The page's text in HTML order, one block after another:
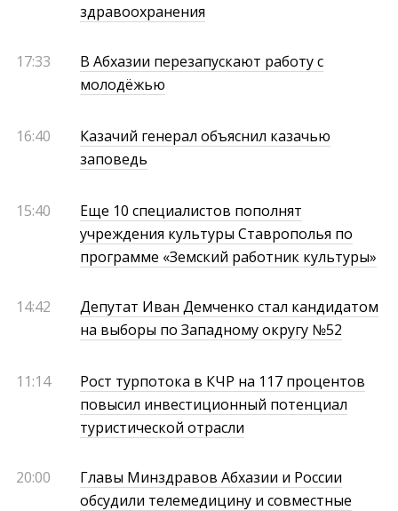
здравоохранения
17:33
В Абхазии перезапускают работу с
молодёжью
16:40
Казачий генерал объяснил казачью
заповедь
15:40
Еще 10 специалистов пополнят
учреждения культуры Ставрополья по
программе «Земский работник культуры»
14:42
Депутат Иван Демченко стал кандидатом
на выборы по Западному округу №52
11:14
Рост турпотока в КЧР на 117 процентов
повысил инвестиционный потенциал
туристической отрасли
20:00
Главы Минздравов Абхазии и России
обсудили телемедицину и совместные